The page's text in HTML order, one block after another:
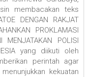
membacakan teks
DENGAN RAKJAT
PROKLAMASI
POLISI
yang diikuti oleh
perintah agar
kekuatan